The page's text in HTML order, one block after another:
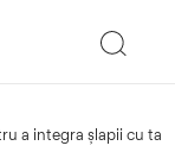
a integra șlapii cu